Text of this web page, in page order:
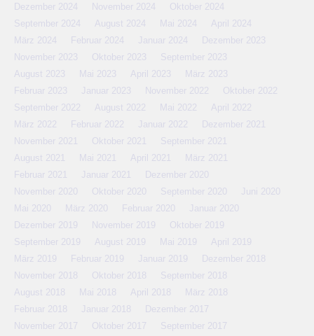
Dezember 2024
November 2024
Oktober 2024
September 2024
August 2024 Mai 2024
April 2024
März 2024
Februar 2024 Januar 2024
Dezember 2023
November 2023
Oktober 2023
September 2023
August 2023
Mai 2023 April 2023
März 2023
Februar 2023
Januar 2023 November 2022
Oktober 2022
September 2022
August 2022 Mai 2022
April 2022
März 2022
Februar 2022 Januar 2022
Dezember 2021
November 2021
Oktober 2021
September 2021
August 2021
Mai 2021 April 2021
März 2021
Februar 2021
Januar 2021
Dezember 2020
November 2020
Oktober 2020 September 2020
Juni 2020
Mai 2020
März 2020 Februar 2020
Januar 2020
Dezember 2019
November 2019
Oktober 2019
September 2019
August 2019 Mai 2019
April 2019
März 2019
Februar 2019 Januar 2019
Dezember 2018
November 2018
Oktober 2018
September 2018
August 2018
Mai 2018 April 2018
März 2018
Februar 2018
Januar 2018
Dezember 2017
November 2017
Oktober 2017
September 2017